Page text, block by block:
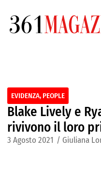
EVIDENZA, PEOPLE
Blake Lively e
rivivono il loro
3 Agosto 2021 / Giuliana